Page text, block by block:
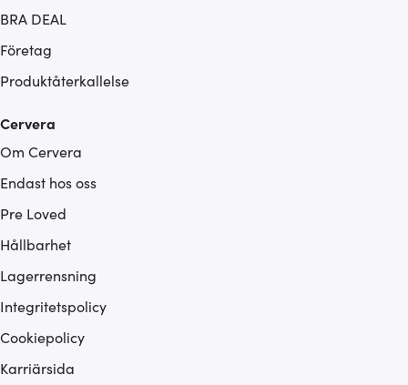
BRA DEAL
Företag
Produktåterkallelse
Cervera
Om Cervera
Endast hos oss
Pre Loved
Hållbarhet
Lagerrensning
Integritetspolicy
Cookiepolicy
Karriärsida